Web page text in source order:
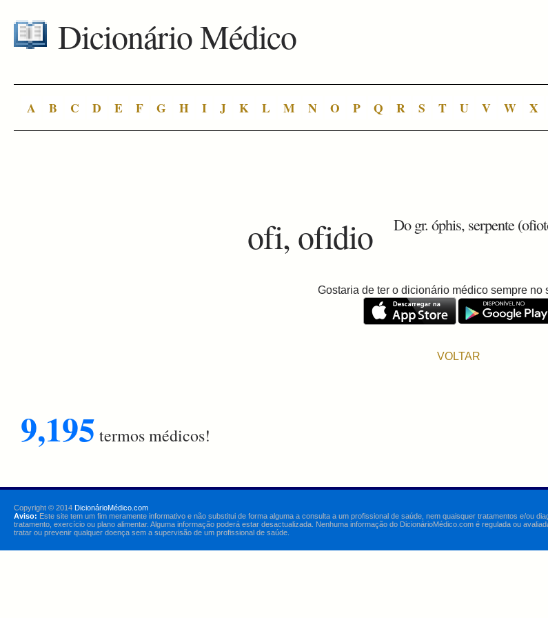
Dicionário Médico
A B C D E F G H I J K L M N O P Q R S T U V W X
ofi, ofidio Do gr. óphis, serpente
Gostaria de ter o dicionário médico sempre no
VOLTAR
9,195 termos médicos!
Copyright © 2014 DicionárioMédico.com
Aviso: Este site tem um fim meramente informativo e não substitui de forma alguma a consulta a um profissional de saúde, nem quaisquer tratamentos e/ou
tratamento, exercício ou plano alimentar. Alguma informação poderá estar desactualizada. Nenhuma informação do DicionárioMédico.com é regulada ou
tratar ou prevenir qualquer doença sem a supervisão de um profissional de saúde.